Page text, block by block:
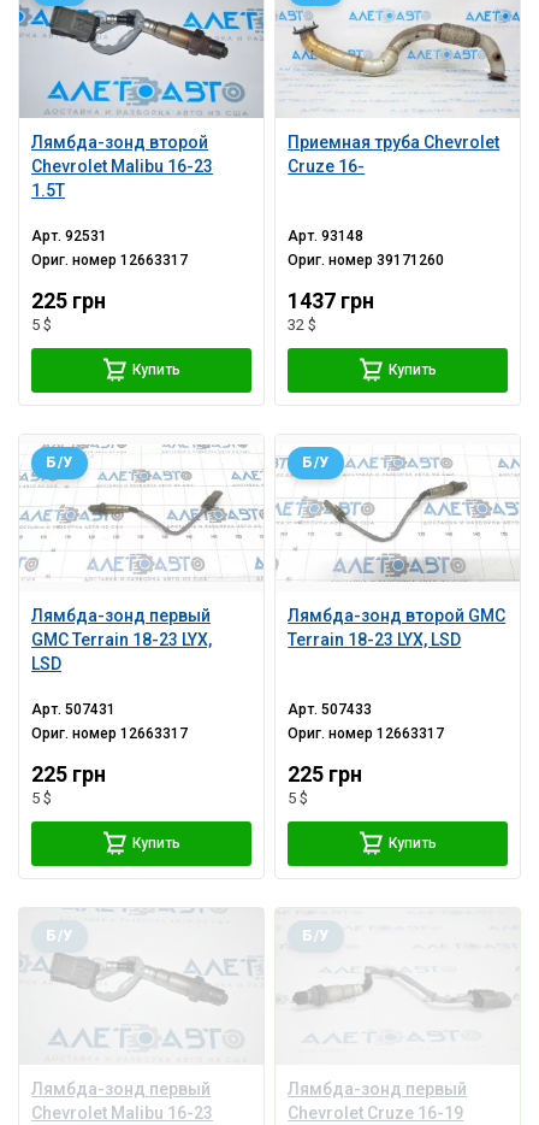
Лямбда-зонд второй
Chevrolet Malibu 16-23
1.5T
Арт.92531
Ориг. номер12663317
225 грн
5 $
Купить
Приемная труба Chevrolet
Cruze 16-
Арт.93148
Ориг. номер39171260
1437 грн
32 $
Купить
Лямбда-зонд первый
GMC Terrain 18-23 LYX,
LSD
Б/У
Арт.507431
Ориг. номер12663317
225 грн
5 $
Купить
Лямбда-зонд второй GMC
Terrain 18-23 LYX, LSD
Б/У
Арт.507433
Ориг. номер12663317
225 грн
5 $
Купить
Лямбда-зонд первый
Chevrolet Malibu 16-23
Б/У
Лямбда-зонд первый
Chevrolet Cruze 16-19
Б/У